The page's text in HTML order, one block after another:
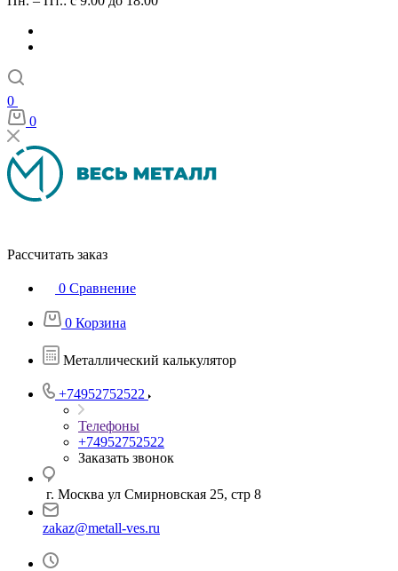
0
0
Рассчитать заказ
0 Сравнение
0 Корзина
Металлический калькулятор
+74952752522
Телефоны
+74952752522
Заказать звонок
г. Москва ул Смирновская 25, стр 8
zakaz@metall-ves.ru